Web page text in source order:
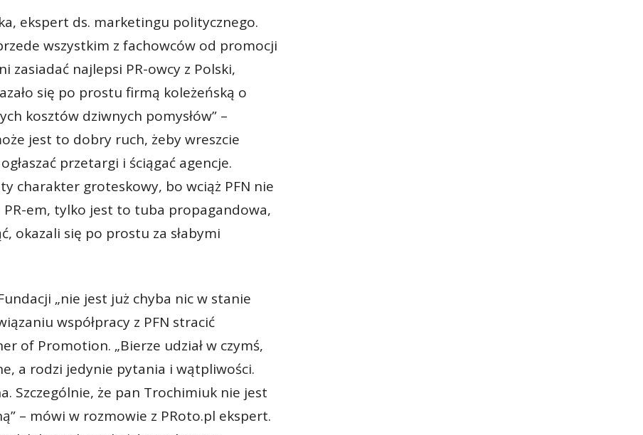
ekspert ds. marketingu politycznego.
wszystkim z fachowców od promocji
zasiadać najlepsi PR-owcy z Polski,
się po prostu firmą koleżeńską o
kosztów dziwnych pomysłów” –
jest to dobry ruch, żeby wreszcie
przetargi i ściągać agencje.
charakter groteskowy, bo wciąż PFN nie
em, tylko jest to tuba propagandowa,
okazali się po prostu za słabymi
„nie jest już chyba nic w stanie
współpracy z PFN stracić
of Promotion. „Bierze udział w czymś,
a rodzi jedynie pytania i wątpliwości.
Szczególnie, że pan Trochimiuk nie jest
– mówi w rozmowie z PRoto.pl ekspert.